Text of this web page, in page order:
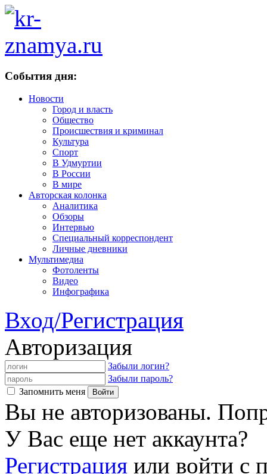
События дня:
Новости
Город и власть
Общество
Происшествия и криминал
Культура
Спорт
В Удмуртии
В России
В мире
Авторская колонка
Аналитика
Обзоры
Интервью
Специальный корреспондент
Личные дневники
Мультимедиа
Фотоленты
Видео
Инфографика
Вход/Регистрация
Авторизация
Забыли логин?
Забыли пароль?
Запомнить меня
Вы не авторизованы.
У Вас еще нет аккаунта?
Регистрация или войти с